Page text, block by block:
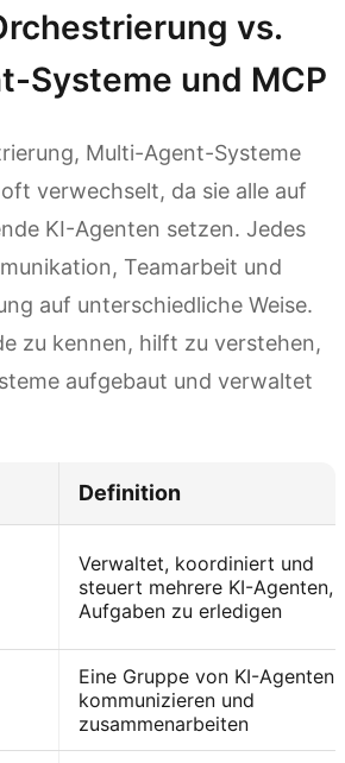
vs.
Systeme und MCP
Multi-Agent-Systeme
verwechselt, da sie alle auf
KI-Agenten setzen. Jedes
Teamarbeit und
auf unterschiedliche Weise.
zu kennen, hilft zu verstehen,
aufgebaut und verwaltet
Definition
Verwaltet, koordiniert und
steuert mehrere KI-Agenten,
Aufgaben zu erledigen
Eine Gruppe von KI-Agenten,
kommunizieren und
zusammenarbeiten